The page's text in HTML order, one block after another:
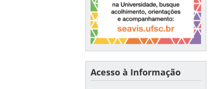
Acesso à Informação